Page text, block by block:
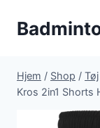
Hjem / Shop / Tøj
Kros 2in1 Shorts